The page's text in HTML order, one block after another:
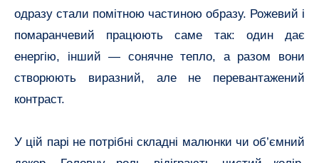
одразу стали помітною частиною образу. Рожевий і
помаранчевий працюють саме так: один дає
енергію, інший — сонячне тепло, а разом вони
створюють виразний, але не перевантажений
контраст.
У цій парі не потрібні складні малюнки чи об’ємний